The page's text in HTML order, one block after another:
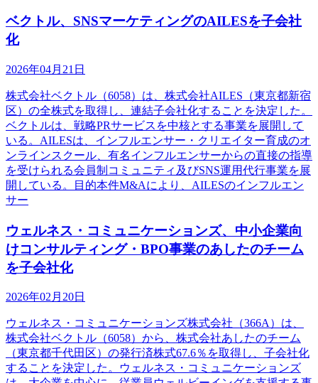
ベクトル、SNSマーケティングのAILESを子会社
化
2026年04月21日
株式会社ベクトル（6058）は、株式会社AILES（東京都新宿
区）の全株式を取得し、連結子会社化することを決定した。
ベクトルは、戦略PRサービスを中核とする事業を展開して
いる。AILESは、インフルエンサー・クリエイター育成のオ
ンラインスクール、有名インフルエンサーからの直接の指導
を受けられる会員制コミュニティ及びSNS運用代行事業を展
開している。目的本件M&Aにより、AILESのインフルエン
サー
ウェルネス・コミュニケーションズ、中小企業向
けコンサルティング・BPO事業のあしたのチーム
を子会社化
2026年02月20日
ウェルネス・コミュニケーションズ株式会社（366A）は、
株式会社ベクトル（6058）から、株式会社あしたのチーム
（東京都千代田区）の発行済株式67.6％を取得し、子会社化
することを決定した。ウェルネス・コミュニケーションズ